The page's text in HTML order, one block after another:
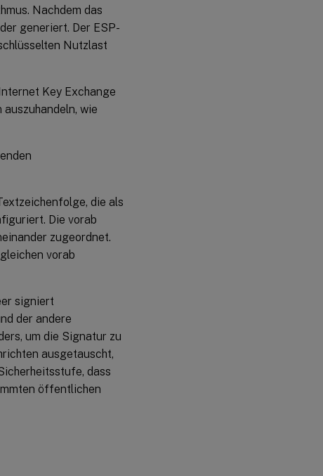
Nachdem das
generiert. Der ESP-
Nutzlast
Key Exchange
wie
die als
Die vorab
zugeordnet.
vorab
signiert
der andere
um die Signatur zu
ausgetauscht,
dass
öffentlichen